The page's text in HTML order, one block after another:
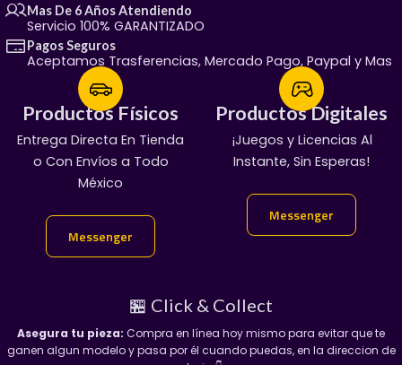
​¡No dejes que se escapen de tu vitrina! Mándanos
mensaje directo y aparta el tuyo.
Mas De 6 Años Atendiendo
Servicio 100% GARANTIZADO
Pagos Seguros
Aceptamos Trasferencias, Mercado Pago, Paypal y Mas
Productos Físicos
Entrega Directa En Tienda
o Con Envíos a Todo
México
Messenger
Productos Físicos
¡Servicio Garantizado!
Manda Mensaje:
Messenger
Productos Digitales
¡Juegos y Licencias Al
Instante, Sin Esperas!
Messenger
Productos Digitales
100% Garantizado
Entregas En Chat Vip
Messenger
🏪 Click & Collect
Asegura tu pieza: Compra en línea hoy mismo para evitar que te
ganen algun modelo y pasa por él cuando puedas, en la direccion de